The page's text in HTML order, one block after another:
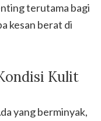
terutama bagi
kesan berat di
Kulit
yang berminyak,